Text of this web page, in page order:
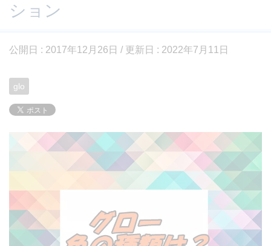
ション
公開日 : 2017年12月26日 / 更新日 : 2022年7月11日
glo